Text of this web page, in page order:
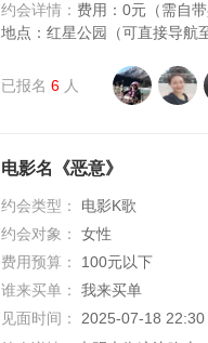
约会详情： 费用：0元（需自
地点：红星公园（可直接导航
已报名 6 人
电影名《恶意》
约会类型：
电影K歌
约会对象：
女性
费用预算：
100元以下
谁来买单：
我来买单
见面时间：
2025-07-18